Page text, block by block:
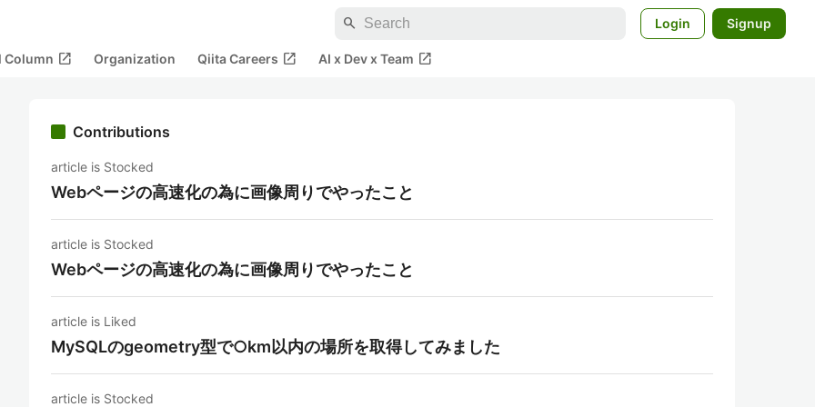
search Login Signup
Column open_in_new Organization Qiita Careers open_in_new AI x Dev x Team open_in_new
Contributions
article is Stocked
Webページの高速化の為に画像周りでやったこと
article is Stocked
Webページの高速化の為に画像周りでやったこと
article is Liked
MySQLのgeometry型で○km以内の場所を取得してみました
article is Stocked